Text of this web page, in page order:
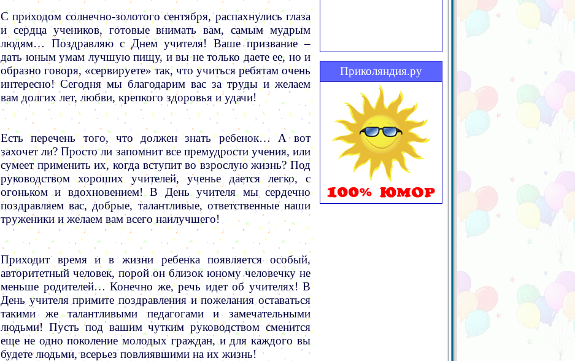
С приходом солнечно-золотого сентября, распахнулись глаза
и сердца учеников, готовые внимать вам, самым мудрым
людям… Поздравляю с Днем учителя! Ваше призвание –
дать юным умам лучшую пищу, и вы не только даете ее, но и
образно говоря, «сервируете» так, что учиться ребятам очень
интересно! Сегодня мы благодарим вас за труды и желаем
вам долгих лет, любви, крепкого здоровья и удачи!
Есть перечень того, что должен знать ребенок… А вот
захочет ли? Просто ли запомнит все премудрости учения, или
сумеет применить их, когда вступит во взрослую жизнь? Под
руководством хороших учителей, ученье дается легко, с
огоньком и вдохновением! В День учителя мы сердечно
поздравляем вас, добрые, талантливые, ответственные наши
труженики и желаем вам всего наилучшего!
Приходит время и в жизни ребенка появляется особый,
авторитетный человек, порой он близок юному человечку не
меньше родителей… Конечно же, речь идет об учителях! В
День учителя примите поздравления и пожелания оставаться
такими же талантливыми педагогами и замечательными
людьми! Пусть под вашим чутким руководством сменится
еще не одно поколение молодых граждан, и для каждого вы
будете людьми, всерьез повлиявшими на их жизнь!
Приколяндия.ру